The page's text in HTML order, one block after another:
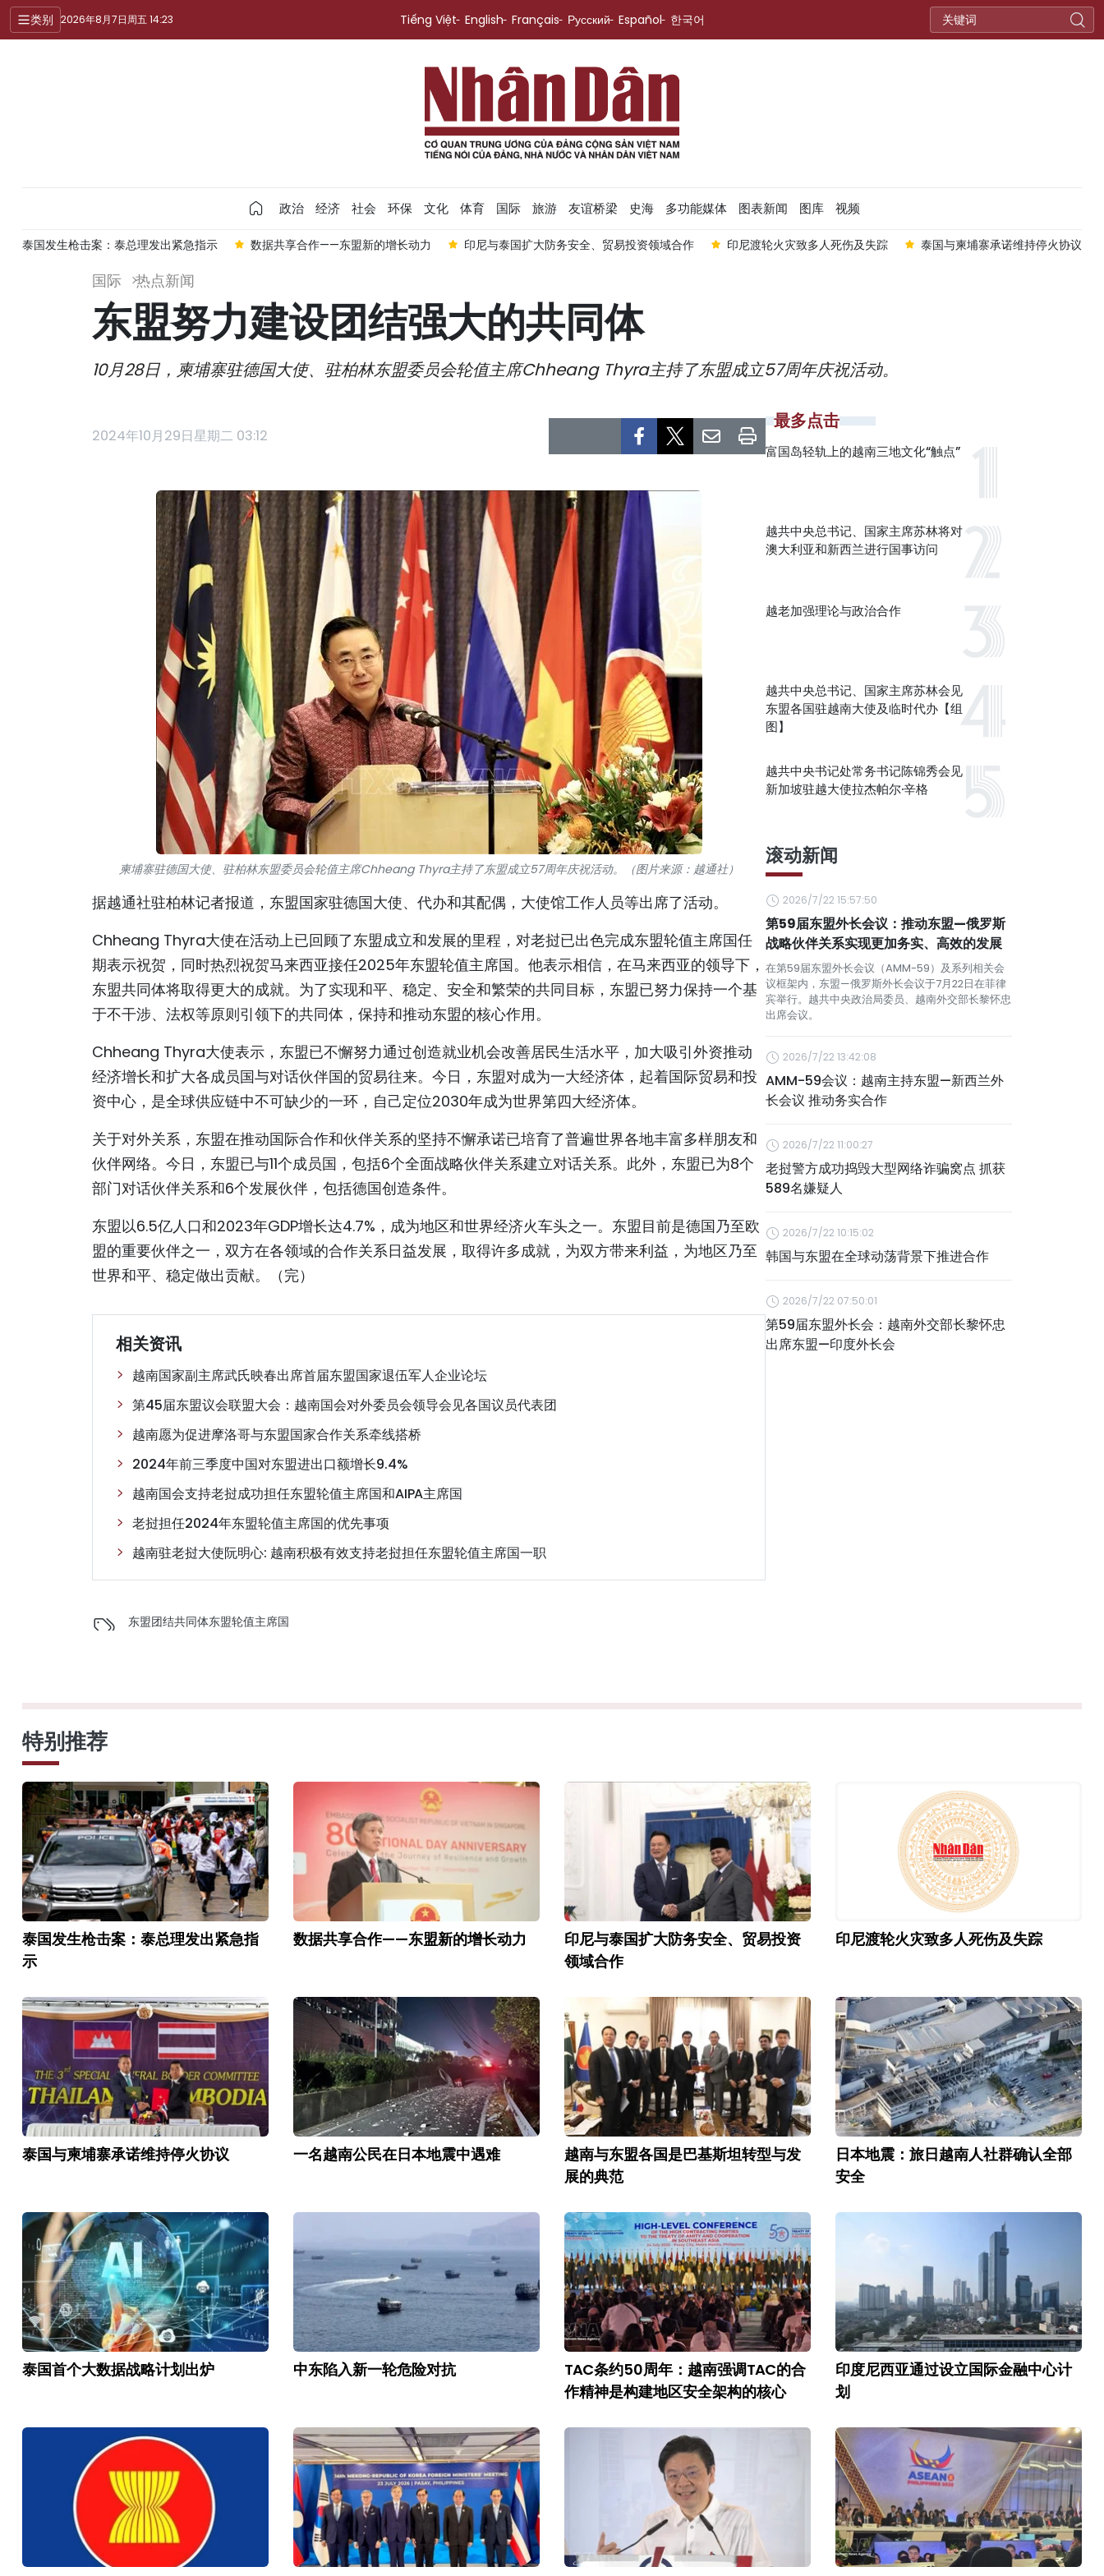
类别 2026年8月7日周五 14:23 Tiếng Việt English Français Русский Español 한국어
政治 经济 社会 环保 文化 体育 国际 旅游 友谊桥梁 史海 多功能媒体 图表新闻 图库 视频
泰国发生枪击案：泰总理发出紧急指示 数据共享合作——东盟新的增长动力 印尼与泰国扩大防务安全、贸易投资领域合作 印尼渡轮火灾致多人死伤及失踪 泰国与柬埔寨承诺维持停火协议
国际 热点新闻
东盟努力建设团结强大的共同体
10月28日，柬埔寨驻德国大使、驻柏林东盟委员会轮值主席Chheang Thyra主持了东盟成立57周年庆祝活动。
2024年10月29日星期二 03:12
柬埔寨驻德国大使、驻柏林东盟委员会轮值主席Chheang Thyra主持了东盟成立57周年庆祝活动。（图片来源：越通社）
据越通社驻柏林记者报道，东盟国家驻德国大使、代办和其配偶，大使馆工作人员等出席了活动。
Chheang Thyra大使在活动上已回顾了东盟成立和发展的里程，对老挝已出色完成东盟轮值主席国任
期表示祝贺，同时热烈祝贺马来西亚接任2025年东盟轮值主席国。他表示相信，在马来西亚的领导下，
东盟共同体将取得更大的成就。为了实现和平、稳定、安全和繁荣的共同目标，东盟已努力保持一个基
于不干涉、法权等原则引领下的共同体，保持和推动东盟的核心作用。
Chheang Thyra大使表示，东盟已不懈努力通过创造就业机会改善居民生活水平，加大吸引外资推动
经济增长和扩大各成员国与对话伙伴国的贸易往来。今日，东盟对成为一大经济体，起着国际贸易和投
资中心，是全球供应链中不可缺少的一环，自己定位2030年成为世界第四大经济体。
关于对外关系，东盟在推动国际合作和伙伴关系的坚持不懈承诺已培育了普遍世界各地丰富多样朋友和
伙伴网络。今日，东盟已与11个成员国，包括6个全面战略伙伴关系建立对话关系。此外，东盟已为8个
部门对话伙伴关系和6个发展伙伴，包括德国创造条件。
东盟以6.5亿人口和2023年GDP增长达4.7%，成为地区和世界经济火车头之一。东盟目前是德国乃至欧
盟的重要伙伴之一，双方在各领域的合作关系日益发展，取得许多成就，为双方带来利益，为地区乃至
世界和平、稳定做出贡献。（完）
相关资讯
越南国家副主席武氏映春出席首届东盟国家退伍军人企业论坛
第45届东盟议会联盟大会：越南国会对外委员会领导会见各国议员代表团
越南愿为促进摩洛哥与东盟国家合作关系牵线搭桥
2024年前三季度中国对东盟进出口额增长9.4%
越南国会支持老挝成功担任东盟轮值主席国和AIPA主席国
老挝担任2024年东盟轮值主席国的优先事项
越南驻老挝大使阮明心: 越南积极有效支持老挝担任东盟轮值主席国一职
东盟团结共同体东盟轮值主席国
最多点击
富国岛轻轨上的越南三地文化“触点”
越共中央总书记、国家主席苏林将对
澳大利亚和新西兰进行国事访问
越老加强理论与政治合作
越共中央总书记、国家主席苏林会见
东盟各国驻越南大使及临时代办【组
图】
越共中央书记处常务书记陈锦秀会见
新加坡驻越大使拉杰帕尔·辛格
滚动新闻
2026/7/22 15:57:50
第59届东盟外长会议：推动东盟—俄罗斯
战略伙伴关系实现更加务实、高效的发展
在第59届东盟外长会议（AMM-59）及系列相关会
议框架内，东盟—俄罗斯外长会议于7月22日在菲律
宾举行。越共中央政治局委员、越南外交部长黎怀忠
出席会议。
2026/7/22 13:42:08
AMM-59会议：越南主持东盟—新西兰外
长会议 推动务实合作
2026/7/22 11:00:27
老挝警方成功捣毁大型网络诈骗窝点 抓获
589名嫌疑人
2026/7/22 10:15:02
韩国与东盟在全球动荡背景下推进合作
2026/7/22 07:50:01
第59届东盟外长会：越南外交部长黎怀忠
出席东盟—印度外长会
特别推荐
泰国发生枪击案：泰总理发出紧急指
示
数据共享合作——东盟新的增长动力
印尼与泰国扩大防务安全、贸易投资
领域合作
印尼渡轮火灾致多人死伤及失踪
泰国与柬埔寨承诺维持停火协议 一名越南公民在日本地震中遇难
越南与东盟各国是巴基斯坦转型与发
展的典范
日本地震：旅日越南人社群确认全部
安全
泰国首个大数据战略计划出炉 中东陷入新一轮危险对抗
TAC条约50周年：越南强调TAC的合
作精神是构建地区安全架构的核心
印度尼西亚通过设立国际金融中心计
划